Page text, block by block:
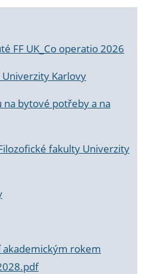
FF UK_Co operatio 2026
Karlovy
bytové potřeby a na
fakulty Univerzity
akademickým rokem